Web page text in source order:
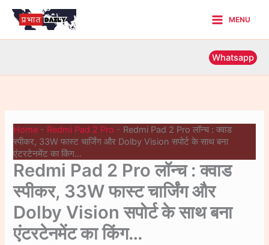
Skip
Menu
MENU
Whatsapp
Home - Redmi Pad 2 Pro - Redmi Pad 2 Pro लॉन्च : क्वाड
स्पीकर, 33W फास्ट चार्जिंग और Dolby Vision सपोर्ट के साथ बना
एंटरटेनमेंट का किंग…
Redmi Pad 2 Pro लॉन्च : क्वाड
स्पीकर, 33W फास्ट चार्जिंग और
Dolby Vision सपोर्ट के साथ बना
एंटरटेनमेंट का किंग…